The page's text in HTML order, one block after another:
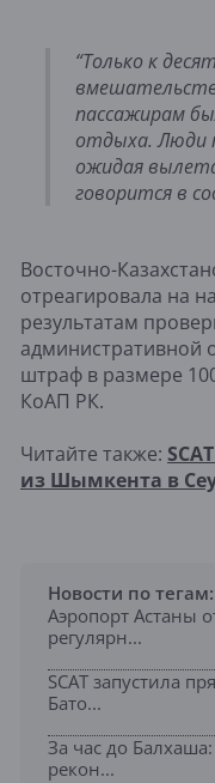
“Только к
пассажирам
отдыха. Люди
ожидая
говорится в
Восточно-
отреагировала на
результатам
административной
штраф в размере
КоАП РК.
Читайте также:
из Шымкента в
Новости по тегам:
Аэропорт Астаны
регулярн...
SCAT запустила
Бато...
За час до
рекон...